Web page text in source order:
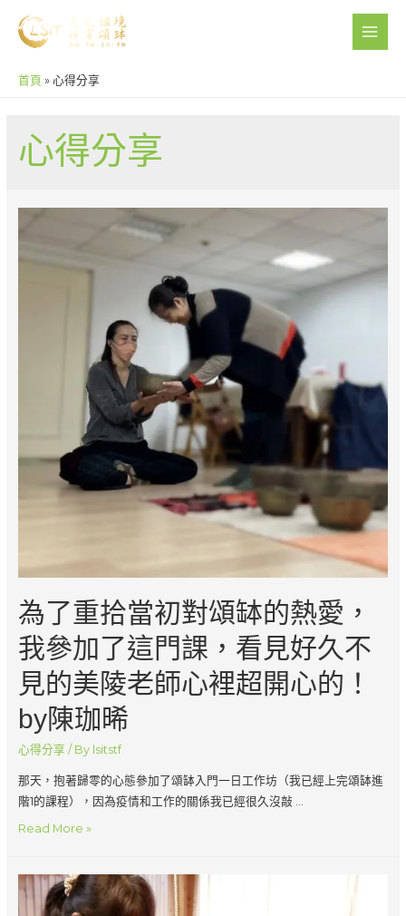
content
首頁 » 心得分享
心得分享
為了重拾當初對頌缽的熱愛，
我參加了這門課，看見好久不
見的美陵老師心裡超開心的！
by陳珈晞
心得分享 / By lsitstf
那天，抱著歸零的心態參加了頌缽入門一日工作坊（我已經上完頌缽進
階1的課程），因為疫情和工作的關係我已經很久沒敲 …
為
拾
Read More »